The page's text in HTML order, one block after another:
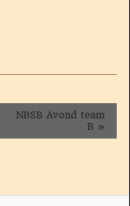
NBSB Avond team
B »